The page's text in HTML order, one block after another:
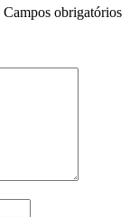
Campos obrigatórios